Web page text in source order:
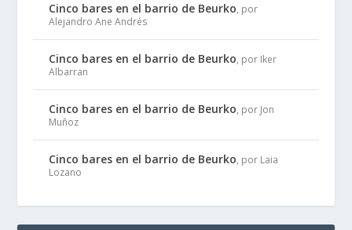
Cinco bares en el barrio de Beurko, por
Alejandro Ane Andrés
Cinco bares en el barrio de Beurko, por Iker
Albarran
Cinco bares en el barrio de Beurko, por Jon
Muñoz
Cinco bares en el barrio de Beurko, por Laia
Lozano